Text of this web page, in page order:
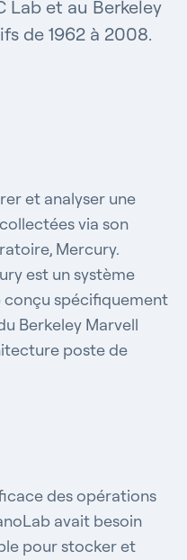
Lab et au Berkeley
de 1962 à 2008.
et analyser une
via son
Mercury.
est un système
conçu spécifiquement
Berkeley Marvell
poste de
des opérations
avait besoin
pour stocker et